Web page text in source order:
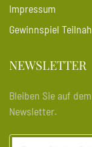
Impressum
Gewinnspiel
NEWSLETTER
Bleiben Sie auf
Newsletter.